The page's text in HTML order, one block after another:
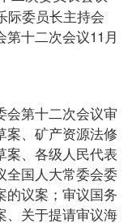
际委员长主持会
十二次会议11月
会第十二次会议审
案、矿产资源法修
案、各级人民代表
全国人大常委会委
的议案；审议国务
、关于提请审议海